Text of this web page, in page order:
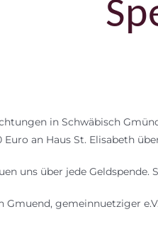
in Schwäbisch
an Haus St. Elisabeth
uns über jede
gemeinnuetziger